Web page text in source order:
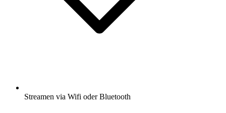
Streamen via Wifi oder Bluetooth